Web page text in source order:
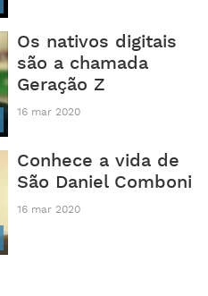
Os nativos digitais
são a chamada
Geração Z
16 mar 2020
Conhece a vida de
São Daniel Comboni
16 mar 2020